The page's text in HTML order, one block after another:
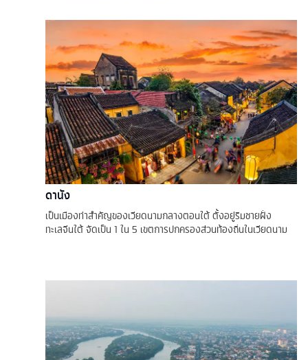
ดานัง
เป็นเมืองท่าสำคัญของเวียดนามกลางตอนใต้ ตั้งอยู่ริมชายฝั่ง
ทะเลจีนใต้ จัดเป็น 1 ใน 5 เขตการปกครองส่วนท้องถิ่นในเวียดนาม